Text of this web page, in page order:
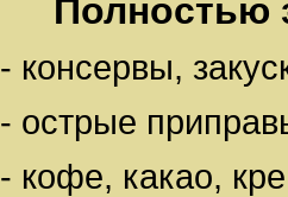
Полностью
- консервы,
- острые
- кофе, какао,